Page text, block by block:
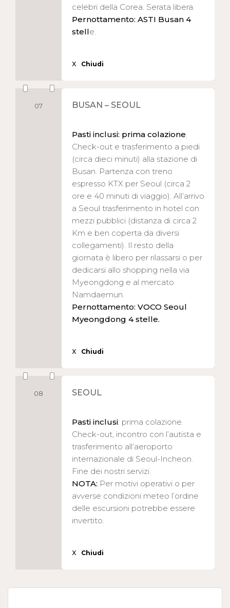
celebri della Corea. Serata libera.
Pernottamento: ASTI Busan 4
stelle.
X Chiudi
07 BUSAN – SEOUL
Pasti inclusi: prima colazione
Check-out e trasferimento a piedi
(circa dieci minuti) alla stazione di
Busan. Partenza con treno
espresso KTX per Seoul (circa 2
ore e 40 minuti di viaggio). All’arrivo
a Seoul trasferimento in hotel con
mezzi pubblici (distanza di circa 2
Km e ben coperta da diversi
collegamenti). Il resto della
giornata è libero per rilassarsi o per
dedicarsi allo shopping nella via
Myeongdong e al mercato
Namdaemun.
Pernottamento: VOCO Seoul
Myeongdong 4 stelle.
X Chiudi
08 SEOUL
Pasti inclusi: prima colazione.
Check-out, incontro con l’autista e
trasferimento all’aeroporto
internazionale di Seoul-Incheon.
Fine dei nostri servizi.
NOTA: Per motivi operativi o per
avverse condizioni meteo l’ordine
delle escursioni potrebbe essere
invertito.
X Chiudi